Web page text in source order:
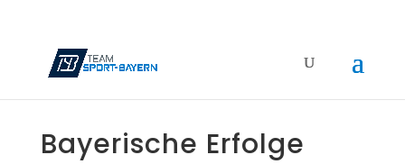
Baye­ri­sche Erfol­ge